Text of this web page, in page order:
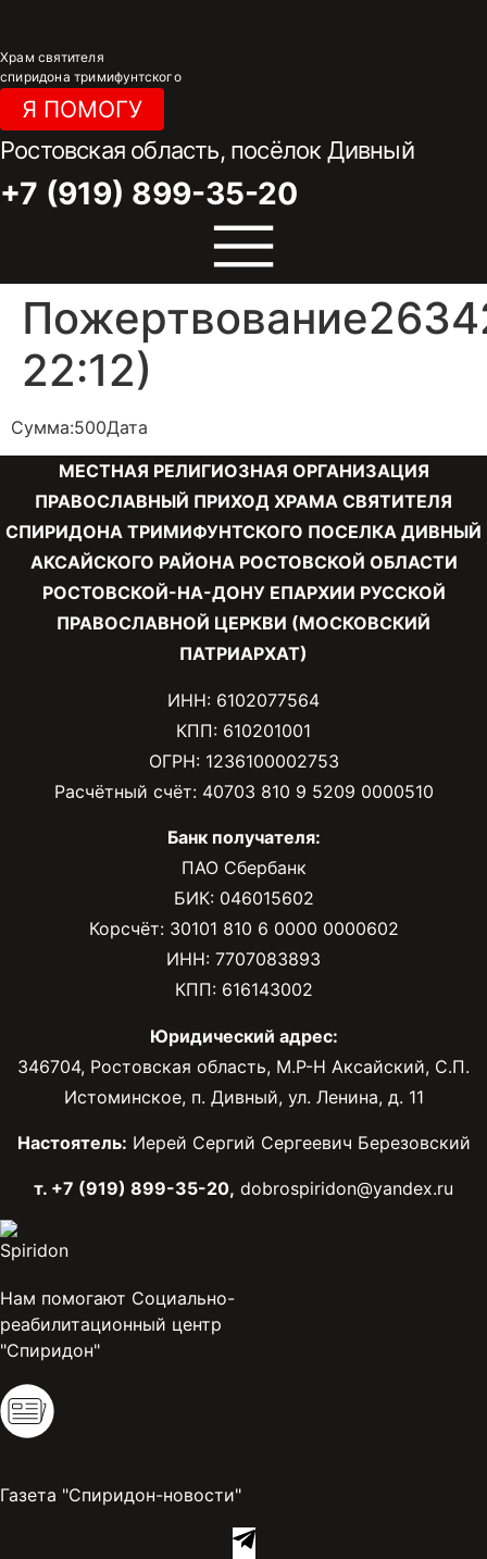
содержимому
Храм святителя
спиридона тримифунтского
Я ПОМОГУ
Ростовская область, посёлок Дивный
+7 (919) 899-35-20
22:12)
Сумма:500Дата
МЕСТНАЯ РЕЛИГИОЗНАЯ ОРГАНИЗАЦИЯ
ПРАВОСЛАВНЫЙ ПРИХОД ХРАМА СВЯТИТЕЛЯ
СПИРИДОНА ТРИМИФУНТСКОГО ПОСЕЛКА ДИВНЫЙ
АКСАЙСКОГО РАЙОНА РОСТОВСКОЙ ОБЛАСТИ
РОСТОВСКОЙ-НА-ДОНУ ЕПАРХИИ РУССКОЙ
ПРАВОСЛАВНОЙ ЦЕРКВИ (МОСКОВСКИЙ
ПАТРИАРХАТ)
ИНН: 6102077564
КПП: 610201001
ОГРН: 1236100002753
Расчётный счёт: 40703 810 9 5209 0000510
Банк получателя:
ПАО Сбербанк
БИК: 046015602
Корсчёт: 30101 810 6 0000 0000602
ИНН: 7707083893
КПП: 616143002
Юридический адрес:
346704, Ростовская область, М.Р-Н Аксайский, С.П.
Истоминское, п. Дивный, ул. Ленина, д. 11
Настоятель: Иерей Сергий Сергеевич Березовский
т. +7 (919) 899-35-20, dobrospiridon@yandex.ru
Нам помогают Социально-
реабилитационный центр
"Спиридон"
Газета "Спиридон-новости"